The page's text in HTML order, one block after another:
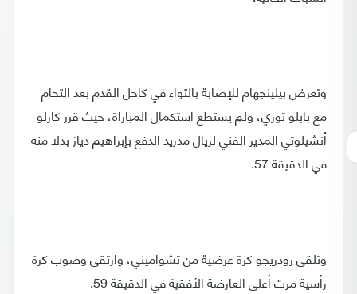
وتعرض بيلينجهام للإصابة بالتواء في كاحل القدم بعد التحام
مع بابلو توري، ولم يستطع استكمال المباراة، حيث قرر كارلو
أنشيلوتي المدير الفني لريال مدريد الدفع بإبراهيم دياز بدلا منه
في الدقيقة 57.
وتلقى رودريجو كرة عرضية من تشواميني، وارتقى وصوب كرة
رأسية مرت أعلى العارضة الأفقية في الدقيقة 59.